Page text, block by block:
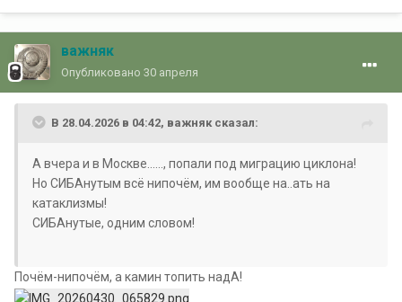
важняк
Опубликовано 30 апреля
В 28.04.2026 в 04:42, важняксказал:
А вчера и в Москве......, попали под миграцию циклона!
Но СИБАнутым всё нипочём, им вообще на..ать на
катаклизмы!
СИБАнутые, одним словом!
Почём-нипочём, а камин топить надА!